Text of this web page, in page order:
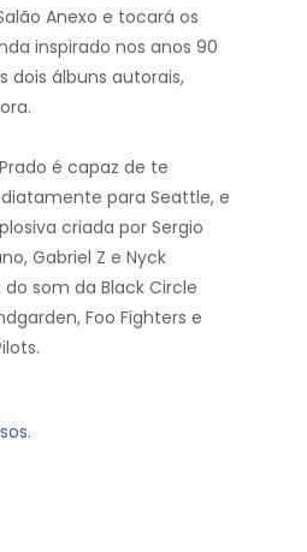
Anexo e tocará os
inspirado nos anos 90
dois álbuns autorais,
é capaz de te
para Seattle, e
criada por Sergio
Gabriel Z e Nyck
som da Black Circle
Foo Fighters e